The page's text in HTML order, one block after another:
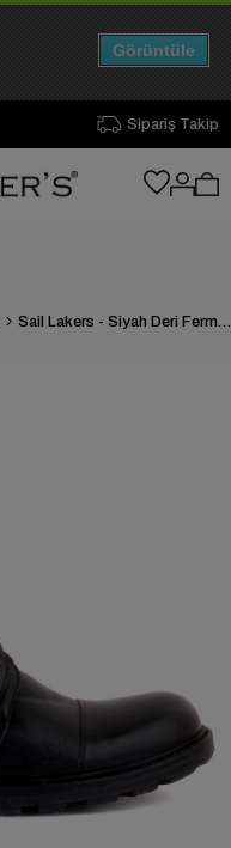
Sipariş Takip
Sail Lakers - Siyah Deri Fermuarlı Erkek Bot
Görüntüle